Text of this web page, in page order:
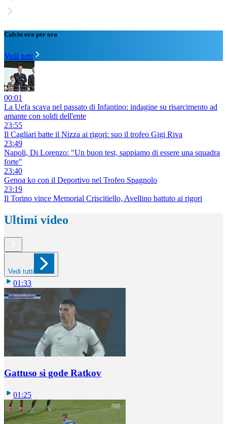
Calcio ora per ora
Vedi tutti
00:01
La Uefa scava nel passato di Infantino: indagine su risarcimento ad
amante con soldi dell'ente
23:55
Il Cagliari batte il Nizza ai rigori: suo il trofeo Gigi Riva
23:49
Napoli, Di Lorenzo: "Un buon test, sappiamo di essere una squadra
forte"
23:40
Genoa ko con il Deportivo nel Trofeo Spagnolo
23:19
Il Torino vince Memorial Criscitiello, Avellino battuto ai rigori
Ultimi video
Vedi tutti
01:33
Gattuso si gode Ratkov
01:25